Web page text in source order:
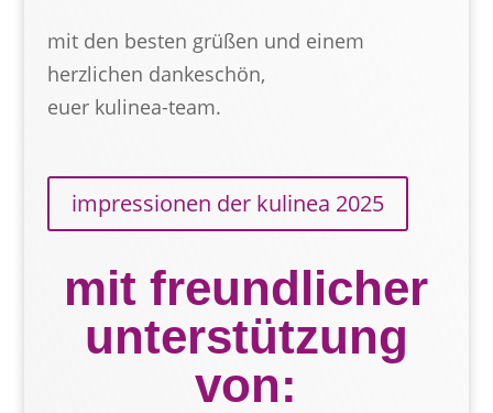
mit den besten grüßen und einem
herzlichen dankeschön,
euer kulinea-team.
impressionen der kulinea 2025
mit freundlicher
unterstützung
von: